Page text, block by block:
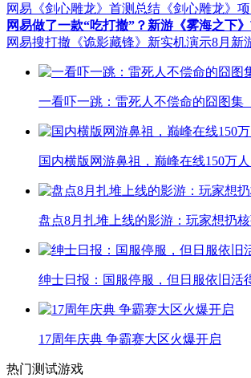
网易《剑心雕龙》首测总结 《剑心雕龙》
网易做了一款“吃打撤”？新游《雾海之下》
网易搜打撤《诡影藏锋》新实机演示8月新
一看吓一跳：雷死人不偿命的囧图集
国内横版网游鼻祖，巅峰在线150万
盘点8月扎堆上线的影游：玩家想扔
绅士日报：国服停服，但日服依旧活
17周年庆典 争霸赛大区火爆开启
热门测试游戏